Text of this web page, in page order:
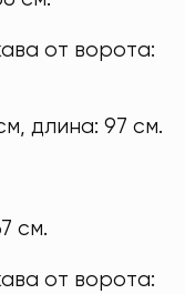
от ворота:
длина: 97 см.
см.
от ворота: